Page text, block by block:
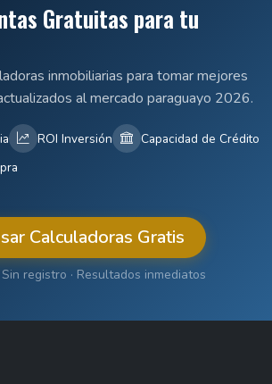
Gratuitas para tu
inmobiliarias para tomar mejores
al mercado paraguayo 2026.
ROI Inversión
Capacidad de Crédito
Calculadoras Gratis
registro · Resultados inmediatos